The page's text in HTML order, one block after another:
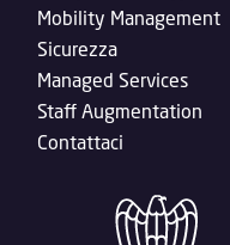
Mobility Management
Sicurezza
Managed Services
Staff Augmentation
Contattaci